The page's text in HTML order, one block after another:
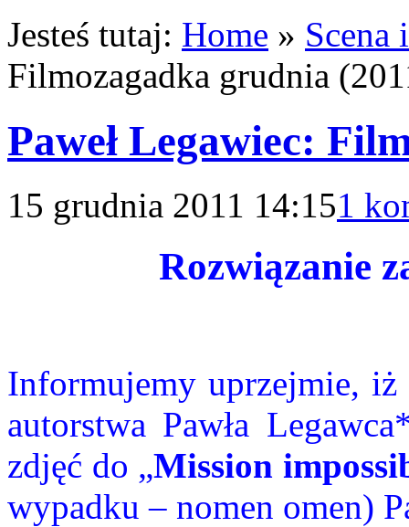
Jesteś tutaj: Home » Scena
Filmozagadka grudnia
Paweł Legawiec:
15 grudnia 2011 14:151
Rozwiązanie
Informujemy uprzejmie,
autorstwa Pawła
zdjęć do „Mission
wypadku – nomen omen)